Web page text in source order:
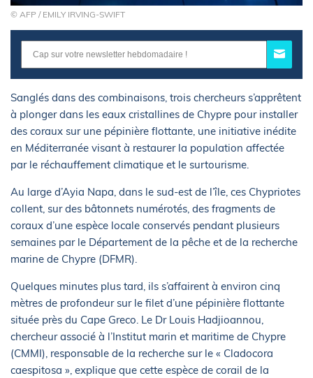
© AFP / EMILY IRVING-SWIFT
Sanglés dans des combinaisons, trois chercheurs s’apprêtent
à plonger dans les eaux cristallines de Chypre pour installer
des coraux sur une pépinière flottante, une initiative inédite
en Méditerranée visant à restaurer la population affectée
par le réchauffement climatique et le surtourisme.
Au large d’Ayia Napa, dans le sud-est de l’île, ces Chypriotes
collent, sur des bâtonnets numérotés, des fragments de
coraux d’une espèce locale conservés pendant plusieurs
semaines par le Département de la pêche et de la recherche
marine de Chypre (DFMR).
Quelques minutes plus tard, ils s’affairent à environ cinq
mètres de profondeur sur le filet d’une pépinière flottante
située près du Cape Greco. Le Dr Louis Hadjioannou,
chercheur associé à l’Institut marin et maritime de Chypre
(CMMI), responsable de la recherche sur le « Cladocora
caespitosa », explique que cette espèce de corail de la